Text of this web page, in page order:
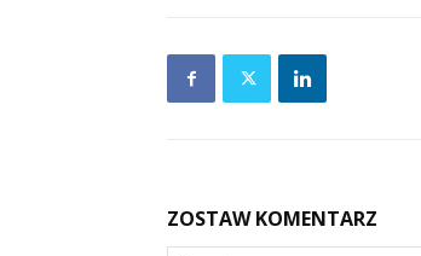
ZOSTAW KOMENTARZ